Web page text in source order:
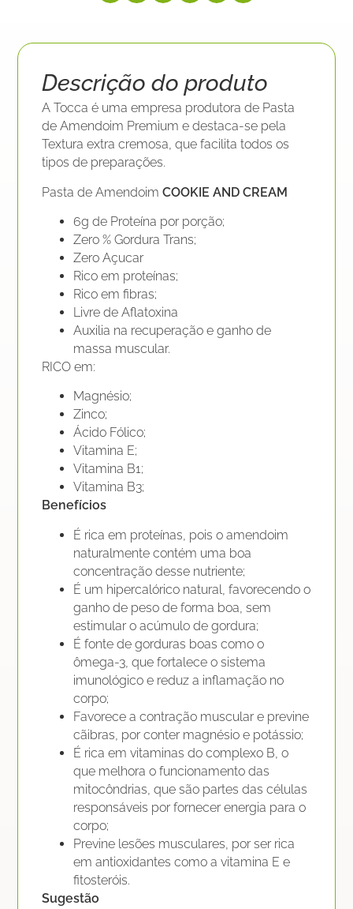
Descrição do produto
A Tocca é uma empresa produtora de Pasta
de Amendoim Premium e destaca-se pela
Textura extra cremosa, que facilita todos os
tipos de preparações.
Pasta de AmendoimCOOKIE AND CREAM
6g de Proteína por porção;
Zero % Gordura Trans;
Zero Açucar
Rico em proteínas;
Rico em fibras;
Livre de Aflatoxina
Auxilia na recuperação e ganho de
massa muscular.
RICO em:
Magnésio;
Zinco;
Ácido Fólico;
Vitamina E;
Vitamina B1;
Vitamina B3;​
Benefícios
É rica em proteínas, pois o amendoim
naturalmente contém uma boa
concentração desse nutriente;
É um hipercalórico natural, favorecendo o
ganho de peso de forma boa, sem
estimular o acúmulo de gordura;
É fonte de gorduras boas como o
ômega-3, que fortalece o sistema
imunológico e reduz a inflamação no
corpo;
Favorece a contração muscular e previne
cãibras, por conter magnésio e potássio;
É rica em vitaminas do complexo B, o
que melhora o funcionamento das
mitocôndrias, que são partes das células
responsáveis por fornecer energia para o
corpo;
Previne lesões musculares, por ser rica
em antioxidantes como a vitamina E e
fitosteróis.
Sugestão